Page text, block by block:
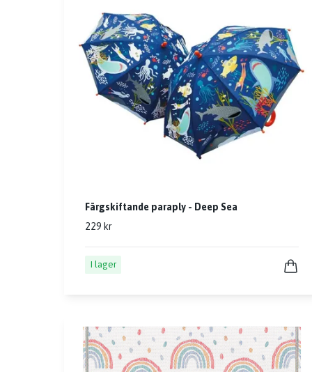
Färgskiftande paraply - Deep Sea
229 kr
I lager